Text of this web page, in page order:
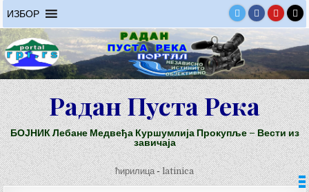
to
content
ИЗБОР
Радан Пуста Река
БОЈНИК Лебане Медвеђа Куршумлија Прокупље – Вести из
завичаја
ћирилица-latinica